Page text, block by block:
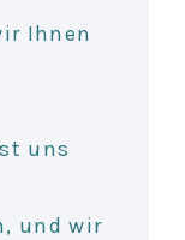
Ihnen
uns
und wir